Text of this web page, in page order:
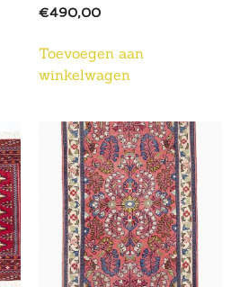
€490,00
Toevoegen aan
winkelwagen